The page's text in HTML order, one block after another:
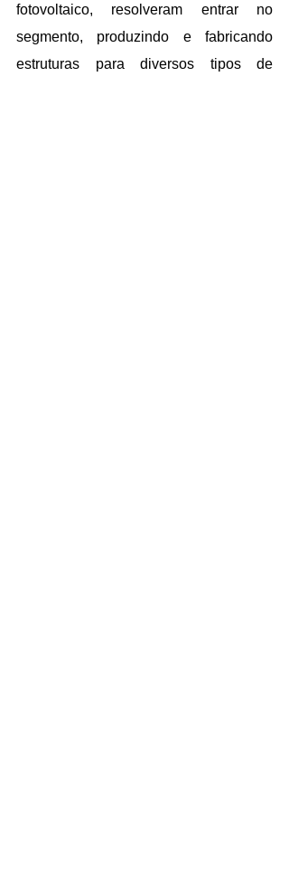
fotovoltaico, resolveram entrar no
segmento, produzindo e fabricando
estruturas para diversos tipos de